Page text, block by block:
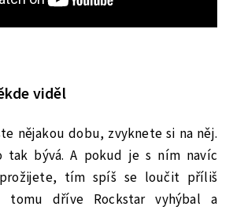
viděl
nějakou dobu, zvyknete si na něj.
tak bývá. A pokud je s ním navíc
tím spíš se loučit příliš
tomu dříve Rockstar vyhýbal a